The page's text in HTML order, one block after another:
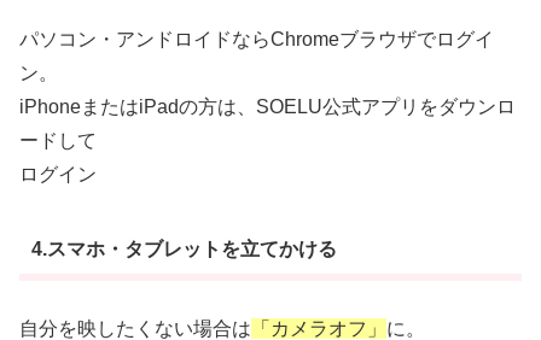
パソコン・アンドロイドならChromeブラウザでログイ
ン。
iPhoneまたはiPadの方は、SOELU公式アプリをダウンロ
ードして
ログイン
4.スマホ・タブレットを立てかける
自分を映したくない場合は 「カメラオフ」 に。